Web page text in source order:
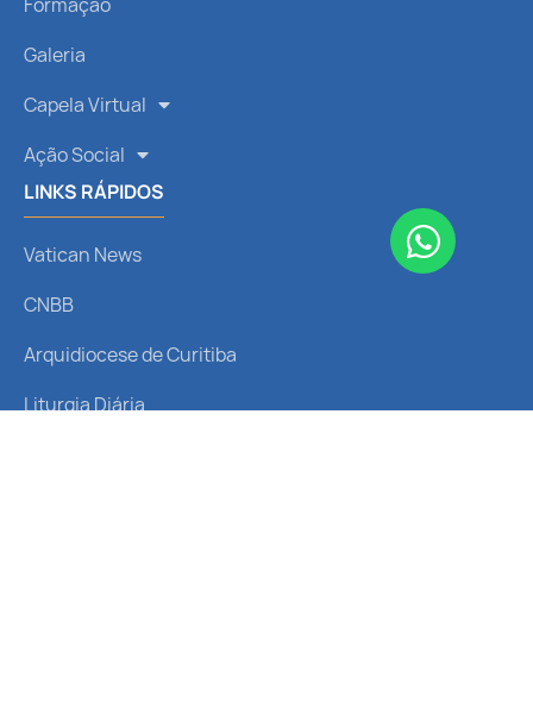
Galeria
Capela Virtual
Ação Social
LINKS RÁPIDOS
Vatican News
CNBB
Arquidiocese de Curitiba
Liturgia Diária